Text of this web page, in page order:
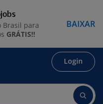
Login
Brasil para
GRÁTIS!!
BAIXAR